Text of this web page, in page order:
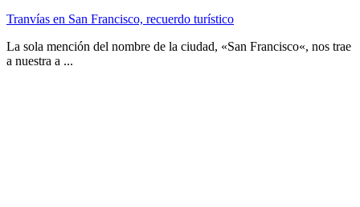
Tranvías en San Francisco, recuerdo turístico
La sola mención del nombre de la ciudad, «San Francisco«, nos trae
a nuestra a ...